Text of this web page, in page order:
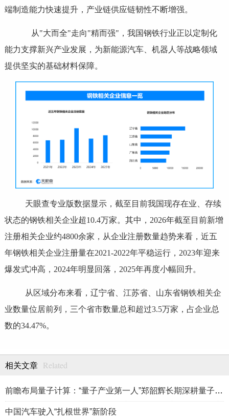
端制造能力快速提升，产业链供应链韧性不断增强。
从"大而全"走向"精而强"，我国钢铁行业正以定制化
能力支撑新兴产业发展，为新能源汽车、机器人等战略领域
提供坚实的基础材料保障。
天眼查专业版数据显示，截至目前我国现存在业、存续
状态的钢铁相关企业超10.4万家。其中，2026年截至目前新增
注册相关企业约4800余家，从企业注册数量趋势来看，近五
年钢铁相关企业注册量在2021-2022年平稳运行，2023年迎来
爆发式冲高，2024年明显回落，2025年再度小幅回升。
从区域分布来看，辽宁省、江苏省、山东省钢铁相关企
业数量位居前列，三个省市数量总和超过3.5万家，占企业总
数的34.47%。
相关文章 Related
前瞻布局量子计算：“量子产业第一人”郑韶辉长期深耕量子产业赛
中国汽车驶入“扎根世界”新阶段